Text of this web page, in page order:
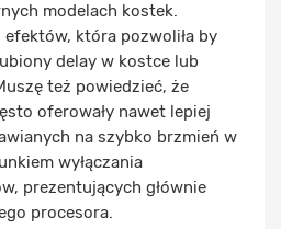
modelach kostek.
która pozwoliła by
delay w kostce lub
też powiedzieć, że
oferowały nawet lepiej
na szybko brzmień w
wyłączania
prezentujących głównie
procesora.